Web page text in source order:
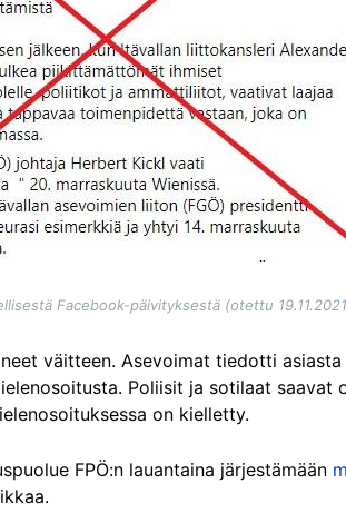
Facebook-päivityksestä (otettu
väitteen. Asevoimat tiedotti asiasta
Poliisit ja sotilaat saavat
on kielletty.
FPÖ:n lauantaina järjestämään